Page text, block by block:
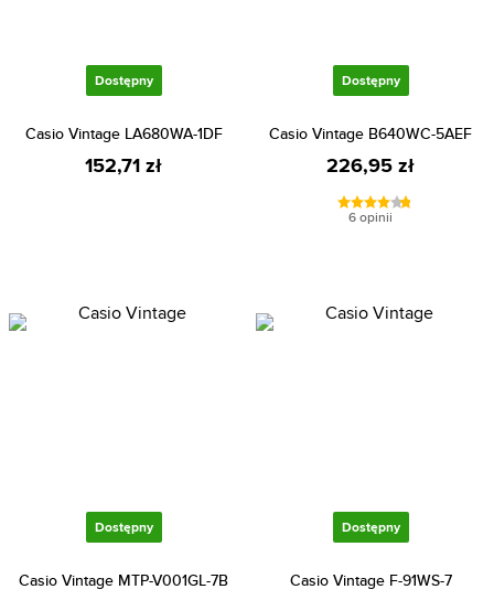
Dostępny
Casio Vintage LA680WA-1DF
152,71 zł
Dostępny
Casio Vintage B640WC-5AEF
226,95 zł
6 opinii
Dostępny
Casio Vintage MTP-V001GL-7B
Dostępny
Casio Vintage F-91WS-7